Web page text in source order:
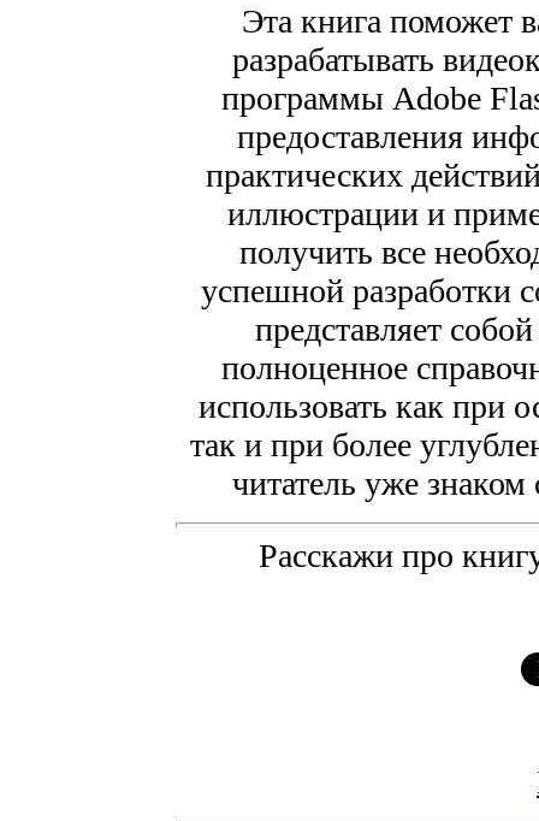
Эта книга поможет
разрабатывать
программы Adobe
предоставления
практических
иллюстрации и
получить все
успешной разработки
представляет
полноценное
использовать как при
так и при более
читатель уже
Расскажи про